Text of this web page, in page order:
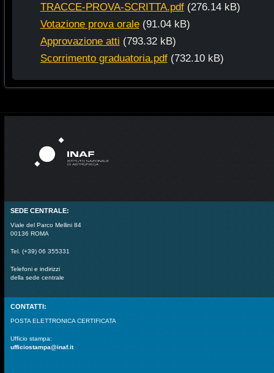
TRACCE-PROVA-SCRITTA.pdf (276.14 kB)
Votazione prova orale (91.04 kB)
Approvazione atti (793.32 kB)
Scorrimento graduatoria.pdf (732.10 kB)
SEDE CENTRALE:
Viale del Parco Mellini 84
00136 ROMA
Tel. (+39) 06 355331
Telefoni e indirizzi
della sede centrale
CONTATTI:
POSTA ELETTRONICA CERTIFICATA
Ufficio stampa:
ufficiostampa@inaf.it